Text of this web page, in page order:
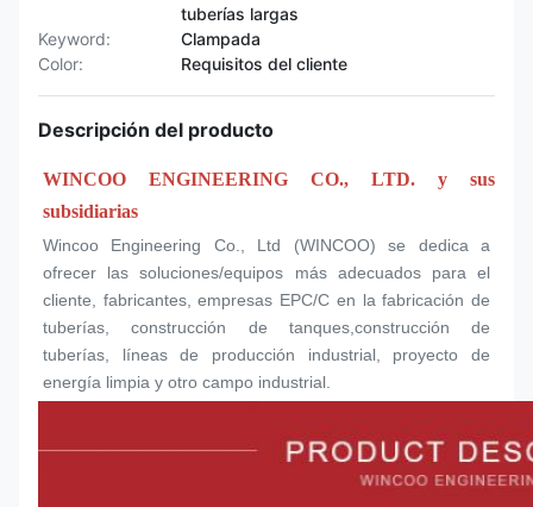
tuberías largas
Keyword:
Clampada
Color:
Requisitos del cliente
Descripción del producto
WINCOO ENGINEERING CO., LTD. y sus
subsidiarias
Wincoo Engineering Co., Ltd (WINCOO) se dedica a
ofrecer las soluciones/equipos más adecuados para el
cliente, fabricantes, empresas EPC/C en la fabricación de
tuberías, construcción de tanques,construcción de
tuberías, líneas de producción industrial, proyecto de
energía limpia y otro campo industrial.